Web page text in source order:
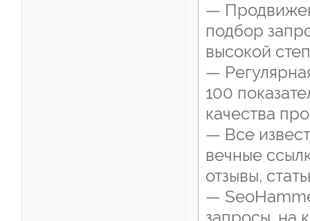
—
подбор
высокой
—
100
качества
— Все
вечные
отзывы,
—